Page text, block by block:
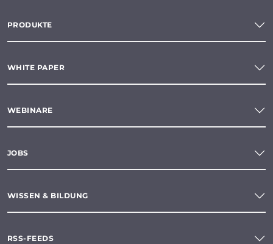
PRODUKTE
WHITE PAPER
WEBINARE
JOBS
WISSEN & BILDUNG
RSS-FEEDS